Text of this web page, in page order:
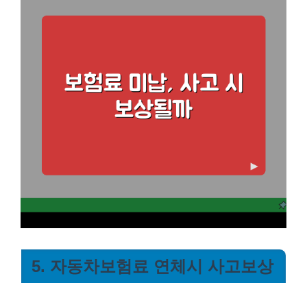
5. 자동차보험료 연체시 사고보상